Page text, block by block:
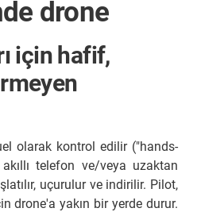
drone
için hafif,
olarak kontrol edilir ("hands-
telefon ve/veya uzaktan
uçurulur ve indirilir. Pilot,
drone'a yakın bir yerde durur.